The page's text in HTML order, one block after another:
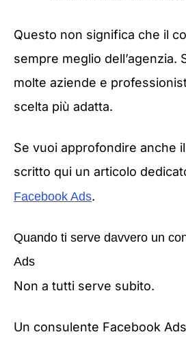
Questo non significa che il
sempre meglio dell’agenzia.
molte aziende e
scelta più adatta.
Se vuoi approfondire anche
scritto qui un articolo
Facebook Ads.
Quando ti serve davvero un
Ads
Non a tutti serve subito.
Un consulente Facebook